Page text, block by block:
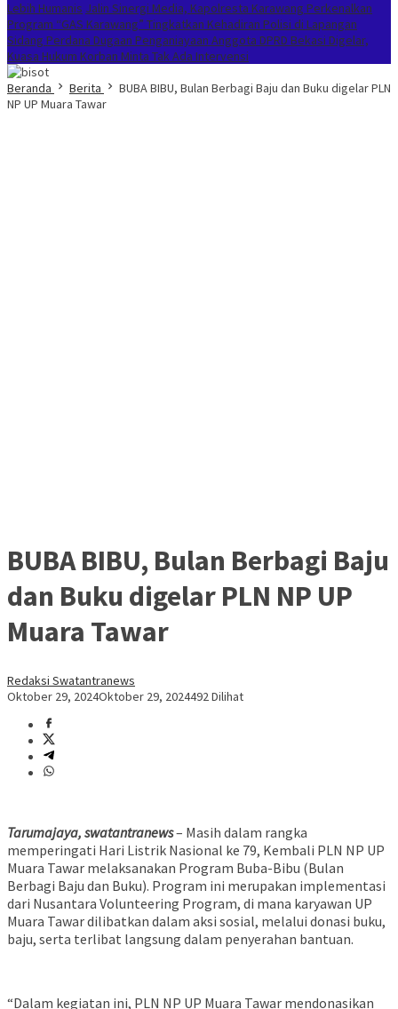
Lebih Humanis Jalin Sinergi Media, Kapolresta Karawang Perkenalkan
Program “GAS Karawang” Tingkatkan Kehadiran Polisi di Lapangan
Sidang Perdana Dugaan Penganiayaan Anggota DPRD Bekasi Digelar,
Kuasa Hukum Korban Minta Tak Ada Intervensi
Beranda
Berita
BUBA BIBU, Bulan Berbagi Baju dan Buku digelar PLN
NP UP Muara Tawar
BUBA BIBU, Bulan Berbagi Baju
dan Buku digelar PLN NP UP
Muara Tawar
Redaksi Swatantranews
Oktober 29, 2024Oktober 29, 2024492 Dilihat
Tarumajaya, swatantranews– Masih dalam rangka
memperingati Hari Listrik Nasional ke 79, Kembali PLN NP UP
Muara Tawar melaksanakan Program Buba-Bibu (Bulan
Berbagi Baju dan Buku). Program ini merupakan implementasi
dari Nusantara Volunteering Program, di mana karyawan UP
Muara Tawar dilibatkan dalam aksi sosial, melalui donasi buku,
baju, serta terlibat langsung dalam penyerahan bantuan.
“Dalam kegiatan ini, PLN NP UP Muara Tawar mendonasikan